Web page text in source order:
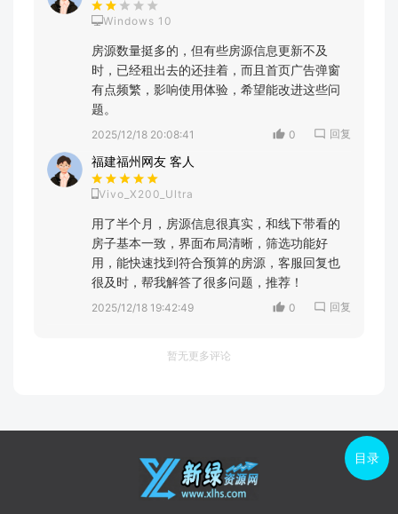
Windows 10
房源数量挺多的，但有些房源信息更新不及
时，已经租出去的还挂着，而且首页广告弹窗
有点频繁，影响使用体验，希望能改进这些问
题。
2025/12/18 20:08:41 0 回复
福建福州网友 客人
Vivo_X200_Ultra
用了半个月，房源信息很真实，和线下带看的
房子基本一致，界面布局清晰，筛选功能好
用，能快速找到符合预算的房源，客服回复也
很及时，帮我解答了很多问题，推荐！
2025/12/18 19:42:49 0 回复
暂无更多评论
目录